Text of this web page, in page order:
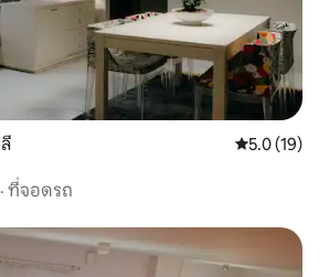
คะแนนเฉลี่ย
5.0 (19)
· ที่จอดรถ